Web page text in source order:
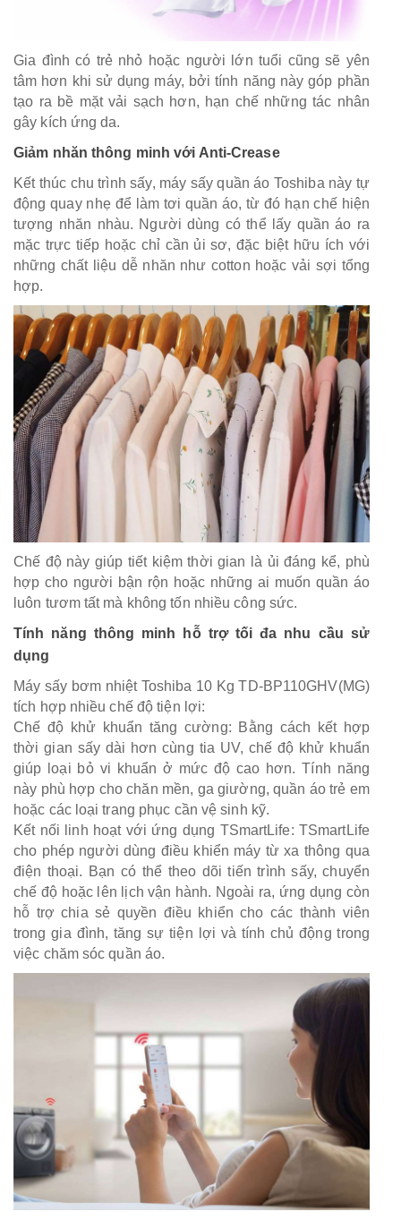
Gia đình có trẻ nhỏ hoặc người lớn tuổi cũng sẽ yên
tâm hơn khi sử dụng máy, bởi tính năng này góp phần
tạo ra bề mặt vải sạch hơn, hạn chế những tác nhân
gây kích ứng da.
Giảm nhăn thông minh với Anti-Crease
Kết thúc chu trình sấy, máy sấy quần áo Toshiba này tự
động quay nhẹ để làm tơi quần áo, từ đó hạn chế hiện
tượng nhăn nhàu. Người dùng có thể lấy quần áo ra
mặc trực tiếp hoặc chỉ cần ủi sơ, đặc biệt hữu ích với
những chất liệu dễ nhăn như cotton hoặc vải sợi tổng
hợp.
Chế độ này giúp tiết kiệm thời gian là ủi đáng kể, phù
hợp cho người bận rộn hoặc những ai muốn quần áo
luôn tươm tất mà không tốn nhiều công sức.
Tính năng thông minh hỗ trợ tối đa nhu cầu sử
dụng
Máy sấy bơm nhiệt Toshiba 10 Kg TD-BP110GHV(MG)
tích hợp nhiều chế độ tiện lợi:
Chế độ khử khuẩn tăng cường: Bằng cách kết hợp
thời gian sấy dài hơn cùng tia UV, chế độ khử khuẩn
giúp loại bỏ vi khuẩn ở mức độ cao hơn. Tính năng
này phù hợp cho chăn mền, ga giường, quần áo trẻ em
hoặc các loại trang phục cần vệ sinh kỹ.
Kết nối linh hoạt với ứng dụng TSmartLife: TSmartLife
cho phép người dùng điều khiển máy từ xa thông qua
điện thoại. Bạn có thể theo dõi tiến trình sấy, chuyển
chế độ hoặc lên lịch vận hành. Ngoài ra, ứng dụng còn
hỗ trợ chia sẻ quyền điều khiển cho các thành viên
trong gia đình, tăng sự tiện lợi và tính chủ động trong
việc chăm sóc quần áo.